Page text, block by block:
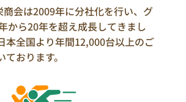
会は2009年に分社化を行い、グ
から20年を超え成長してきまし
本全国より年間12,000台以上のご
おります。